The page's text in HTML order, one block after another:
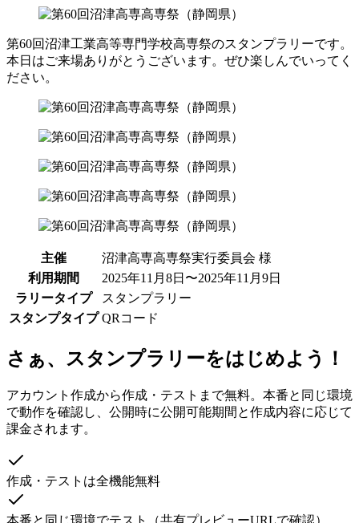
第60回沼津工業高等専門学校高専祭のスタンプラリーです。
本日はご来場ありがとうございます。ぜひ楽しんでいってく
ださい。
主催
沼津高専高専祭実行委員会 様
利用期間
2025年11月8日〜2025年11月9日
ラリータイプ
スタンプラリー
スタンプタイプ QRコード
さぁ、スタンプラリーをはじめよう！
アカウント作成から作成・テストまで無料。本番と同じ環境
で動作を確認し、公開時に公開可能期間と作成内容に応じて
課金されます。
作成・テストは全機能無料
本番と同じ環境でテスト（共有プレビューURLで確認）